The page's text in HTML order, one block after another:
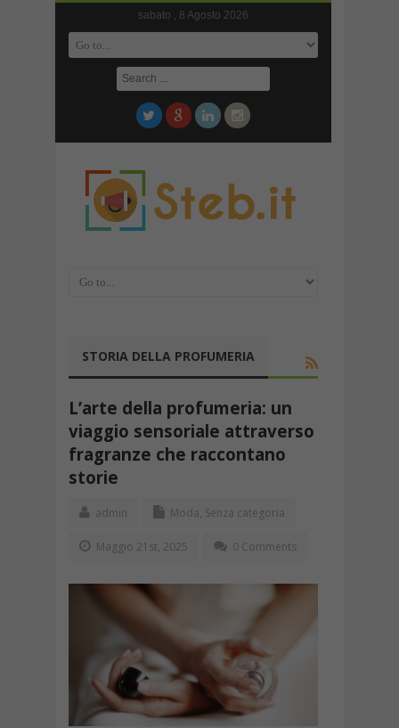
sabato , 8 Agosto 2026
STORIA DELLA PROFUMERIA
L’arte della profumeria: un
viaggio sensoriale attraverso
fragranze che raccontano
storie
admin Moda, Senza categoria
Maggio 21st, 2025 0 Comments